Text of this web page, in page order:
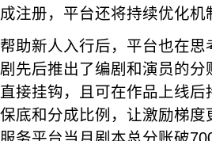
成注册，平台还将持续优化
帮助新人入行后，平台也在
剧先后推出了编剧和演员的
直接挂钩，且可在作品上线
保底和分成比例，让激励梯
服务平台当月剧本总分账破